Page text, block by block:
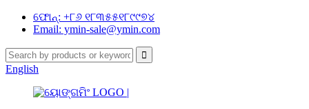
ଫୋନ୍: +୮୬ ୧୮୩୫୫୧୮୯୯୭୪
Email: ymin-sale@ymin.com
English